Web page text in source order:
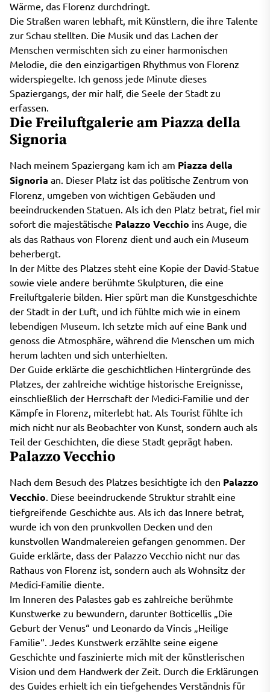
Wärme, das Florenz durchdringt.
Die Straßen waren lebhaft, mit Künstlern, die ihre Talente
zur Schau stellten. Die Musik und das Lachen der
Menschen vermischten sich zu einer harmonischen
Melodie, die den einzigartigen Rhythmus von Florenz
widerspiegelte. Ich genoss jede Minute dieses
Spaziergangs, der mir half, die Seele der Stadt zu
erfassen.
Die Freiluftgalerie am Piazza della
Signoria
Nach meinem Spaziergang kam ich am Piazza della
Signoria an. Dieser Platz ist das politische Zentrum von
Florenz, umgeben von wichtigen Gebäuden und
beeindruckenden Statuen. Als ich den Platz betrat, fiel mir
sofort die majestätische Palazzo Vecchio ins Auge, die
als das Rathaus von Florenz dient und auch ein Museum
beherbergt.
In der Mitte des Platzes steht eine Kopie der David-Statue
sowie viele andere berühmte Skulpturen, die eine
Freiluftgalerie bilden. Hier spürt man die Kunstgeschichte
der Stadt in der Luft, und ich fühlte mich wie in einem
lebendigen Museum. Ich setzte mich auf eine Bank und
genoss die Atmosphäre, während die Menschen um mich
herum lachten und sich unterhielten.
Der Guide erklärte die geschichtlichen Hintergründe des
Platzes, der zahlreiche wichtige historische Ereignisse,
einschließlich der Herrschaft der Medici-Familie und der
Kämpfe in Florenz, miterlebt hat. Als Tourist fühlte ich
mich nicht nur als Beobachter von Kunst, sondern auch als
Teil der Geschichten, die diese Stadt geprägt haben.
Palazzo Vecchio
Nach dem Besuch des Platzes besichtigte ich den Palazzo
Vecchio . Diese beeindruckende Struktur strahlt eine
tiefgreifende Geschichte aus. Als ich das Innere betrat,
wurde ich von den prunkvollen Decken und den
kunstvollen Wandmalereien gefangen genommen. Der
Guide erklärte, dass der Palazzo Vecchio nicht nur das
Rathaus von Florenz ist, sondern auch als Wohnsitz der
Medici-Familie diente.
Im Inneren des Palastes gab es zahlreiche berühmte
Kunstwerke zu bewundern, darunter Botticellis „Die
Geburt der Venus“ und Leonardo da Vincis „Heilige
Familie“. Jedes Kunstwerk erzählte seine eigene
Geschichte und faszinierte mich mit der künstlerischen
Vision und dem Handwerk der Zeit. Durch die Erklärungen
des Guides erhielt ich ein tiefgehendes Verständnis für